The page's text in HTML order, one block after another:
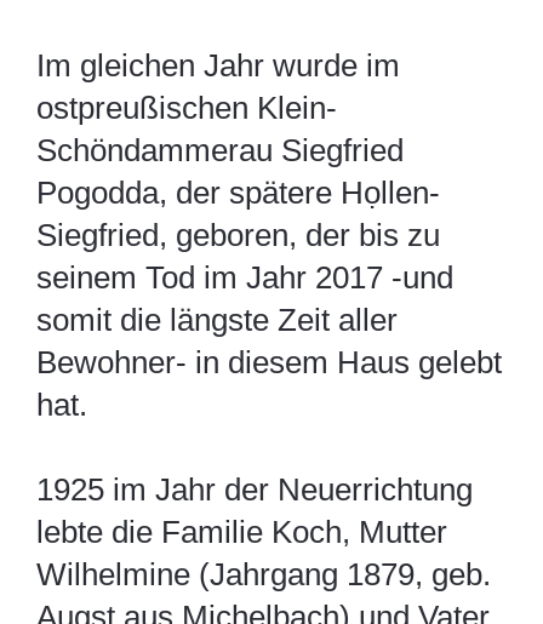
Im gleichen Jahr wurde im
ostpreußischen Klein-
Schöndammerau Siegfried
Pogodda, der spätere Họllen-
Siegfried, geboren, der bis zu
seinem Tod im Jahr 2017 -und
somit die längste Zeit aller
Bewohner- in diesem Haus gelebt
hat.
1925 im Jahr der Neuerrichtung
lebte die Familie Koch, Mutter
Wilhelmine (Jahrgang 1879, geb.
Augst aus Michelbach) und Vater